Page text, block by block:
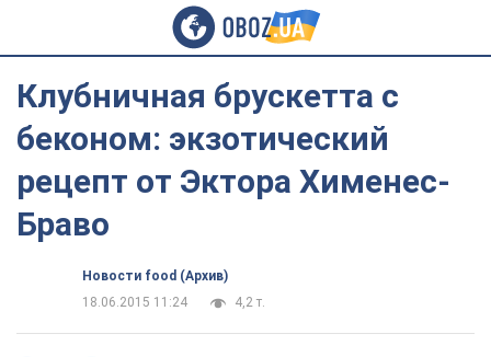
Клубничная брускетта с
беконом: экзотический
рецепт от Эктора Хименес-
Браво
Новости food (Архив)
18.06.2015 11:24
4,2 т.